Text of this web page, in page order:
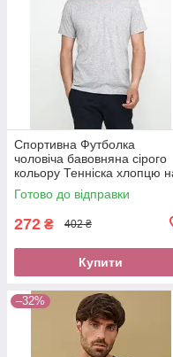
Спортивна Футболка
чоловіча бавовняна сірого
кольору Тенніска хлопцю
літо Є оплата при отриманні
новою поштою
Готово до відправки
272 ₴ 402 ₴
Купити
–32%